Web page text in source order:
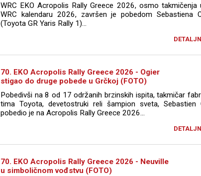
WRC EKO Acropolis Rally Greece 2026, osmo takmičenja
WRC kalendaru 2026, završen je pobedom Sebastiena
(Toyota GR Yaris Rally 1)...
70. EKO Acropolis Rally Greece 2026 - Ogier
stigao do druge pobede u Grčkoj (FOTO)
Pobedivši na 8 od 17 održanih brzinskih ispita, takmičar
tima Toyota, devetostruki reli šampion sveta, Sebastien
pobedio je na Acropolis Rally Greece 2026...
70. EKO Acropolis Rally Greece 2026 - Neuville
u simboličnom vođstvu (FOTO)